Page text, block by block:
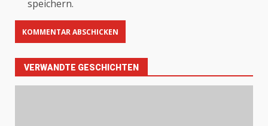
speichern.
VERWANDTE GESCHICHTEN